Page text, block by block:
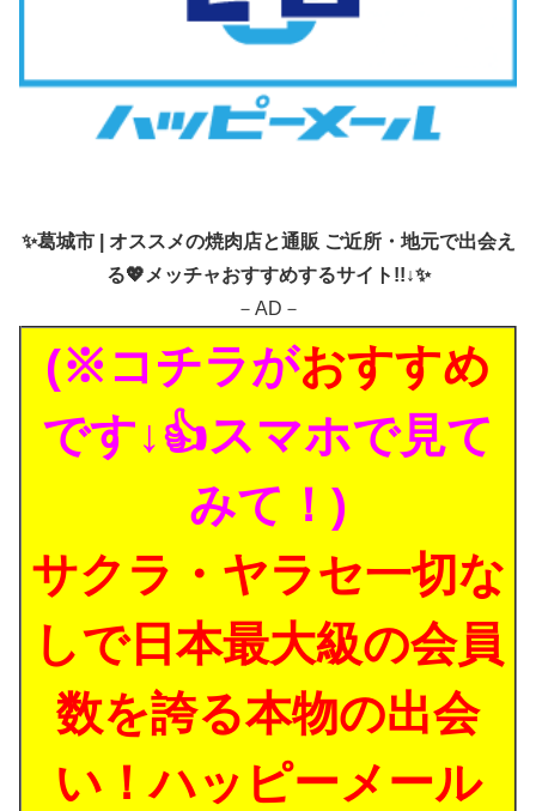
✨葛城市 | オススメの焼肉店と通販 ご近所・地元で出会え
る💖メッチャおすすめするサイト!!↓✨
－AD－
(※コチラがおすすめ
です↓👍スマホで見て
みて！)
サクラ・ヤラセ一切な
しで日本最大級の会員
数を誇る本物の出会
い！ハッピーメール